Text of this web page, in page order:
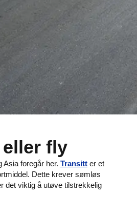
fly
Asia foregår her. Transitt er et
Dette krever sømløs
det viktig å utøve tilstrekkelig